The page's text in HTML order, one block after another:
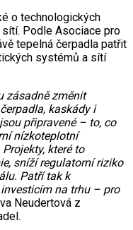
o technologických
Podle Asociace pro
tepelná čerpadla patřit
systémů a sítí
zásadně změnit
kaskády i
připravené – to, co
nízkoteplotní
které to
sníží regulatorní riziko
Patří tak k
na trhu – pro
Neudertová z